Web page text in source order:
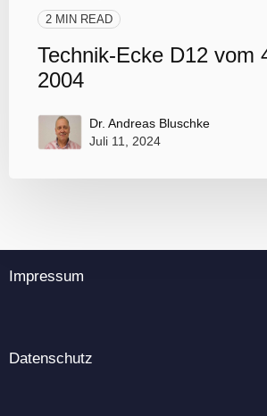
2 MIN READ
Technik-Ecke D12 vom
2004
Dr. Andreas Bluschke
Juli 11, 2024
Impressum
Datenschutz